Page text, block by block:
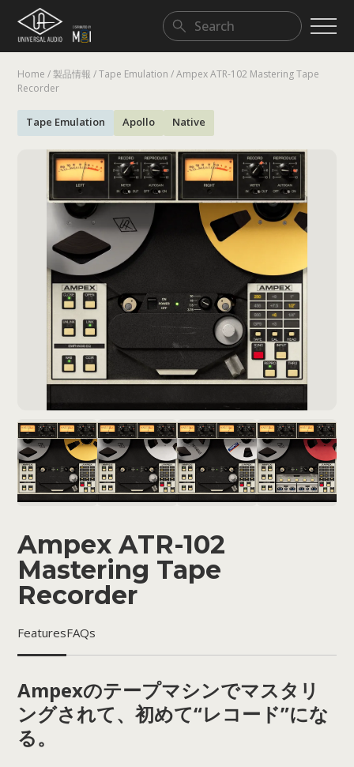
Home /製品情報 /Tape Emulation /Ampex ATR-102 Mastering Tape
Recorder
Tape Emulation Apollo Native
Ampex ATR-102
Mastering Tape
Recorder
FeaturesFAQs
Ampexのテープマシンでマスタリ
ングされて、初めて“レコード”にな
る。